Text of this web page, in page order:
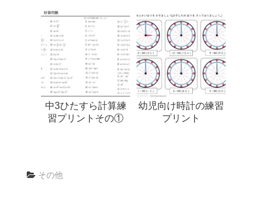
中3ひたすら計算練
習プリントその①
幼児向け時計の練習
プリント
その他